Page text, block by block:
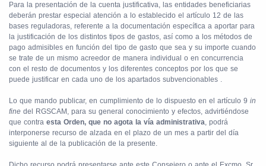
Para la presentación de la cuenta justificativa, las entidades beneficiarias
deberán prestar especial atención a lo establecido el artículo 12 de las
bases reguladoras, referente a la documentación específica a aportar para
la justificación de los distintos tipos de gastos, así como a los métodos de
pago admisibles en función del tipo de gasto que sea y su importe cuando
se trate de un mismo acreedor de manera individual o en concurrencia
con el resto de documentos y los diferentes conceptos por los que se
puede justificar en cada uno de los apartados subvencionables .
Lo que mando publicar, en cumplimiento de lo dispuesto en el artículo 9 in
fine del RGSCAM, para su general conocimiento y efectos, advirtiéndose
que contra esta Orden, que no agota la vía administrativa, podrá
interponerse recurso de alzada en el plazo de un mes a partir del día
siguiente al de la publicación de la presente.